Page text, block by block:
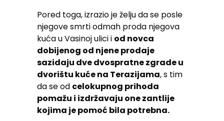
Pored toga, izrazio je želju da se posle
njegove smrti odmah proda njegova
kuća u Vasinoj ulici i od novca
dobijenog od njene prodaje
sazidaju dve dvospratne zgrade u
dvorištu kuće na Terazijama, s tim
da se od celokupnog prihoda
pomažu i izdržavaju one zantlije
kojima je pomoć bila potrebna.